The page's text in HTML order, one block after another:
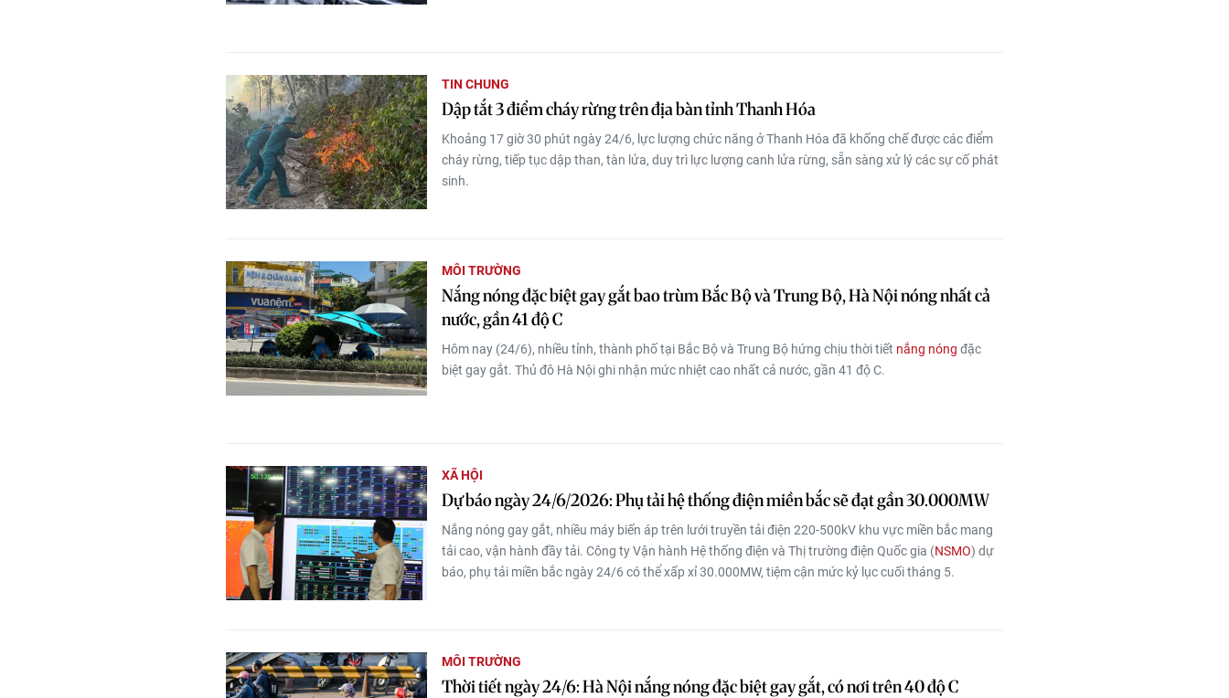
TIN CHUNG
Dập tắt 3 điểm cháy rừng trên địa bàn tỉnh Thanh Hóa
Khoảng 17 giờ 30 phút ngày 24/6, lực lượng chức năng ở Thanh Hóa đã khống chế được các điểm
cháy rừng, tiếp tục dập than, tàn lửa, duy trì lực lượng canh lửa rừng, sẵn sàng xử lý các sự cố phát
sinh.
MÔI TRƯỜNG
Nắng nóng đặc biệt gay gắt bao trùm Bắc Bộ và Trung Bộ, Hà Nội nóng nhất cả
nước, gần 41 độ C
Hôm nay (24/6), nhiều tỉnh, thành phố tại Bắc Bộ và Trung Bộ hứng chịu thời tiết nắng nóng đặc
biệt gay gắt. Thủ đô Hà Nội ghi nhận mức nhiệt cao nhất cả nước, gần 41 độ C.
XÃ HỘI
Dự báo ngày 24/6/2026: Phụ tải hệ thống điện miền bắc sẽ đạt gần 30.000MW
Nắng nóng gay gắt, nhiều máy biến áp trên lưới truyền tải điện 220-500kV khu vực miền bắc mang
tải cao, vận hành đầy tải. Công ty Vận hành Hệ thống điện và Thị trường điện Quốc gia (NSMO) dự
báo, phụ tải miền bắc ngày 24/6 có thể xấp xỉ 30.000MW, tiệm cận mức kỷ lục cuối tháng 5.
MÔI TRƯỜNG
Thời tiết ngày 24/6: Hà Nội nắng nóng đặc biệt gay gắt, có nơi trên 40 độ C